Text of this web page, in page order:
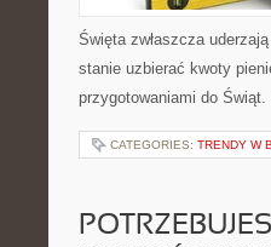
Święta zwłaszcza
stanie uzbierać kwoty
przygotowaniami do
CATEGORIES: TRENDY W